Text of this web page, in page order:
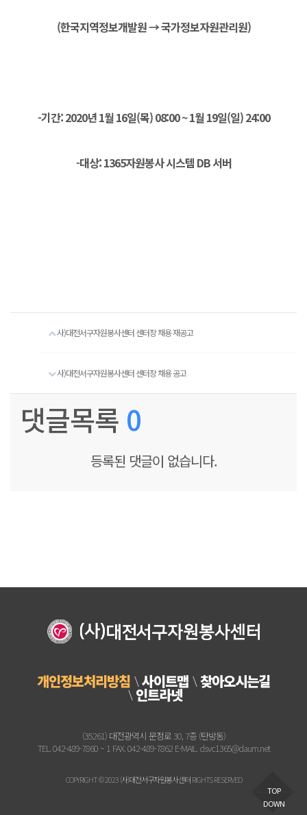
(한국지역정보개발원 → 국가정보자원관리원)
-기간: 2020년 1월 16일(목) 08:00 ~ 1월 19일(일) 24:00
-대상: 1365자원봉사 시스템 DB 서버
사)대전서구자원봉사센터 센터장 채용 재공고
사)대전서구자원봉사센터 센터장 채용 공고
댓글목록 0
등록된 댓글이 없습니다.
개인정보처리방침 사이트맵 찾아오시는길
인트라넷
(35261) 대전광역시 문정로 30, 7층 (탄방동)
TEL. 042-489-7860 ~ 1 FAX. 042-489-7862 E-MAIL. dsvc1365@daum.net
COPYRIGHT © 2023 (사)대전서구자원봉사센터 RIGHTS RESERVED